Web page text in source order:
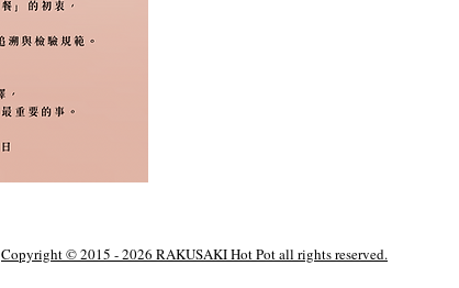
Copyright © 2015 - 2026 RAKUSAKI Hot Pot all rights reserved.